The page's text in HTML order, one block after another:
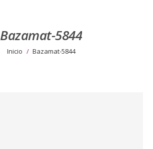
Bazamat-5844
Estás aquí:
Inicio Bazamat-5844